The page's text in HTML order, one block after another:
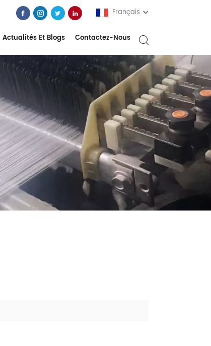
Français
Actualités Et Blogs Contactez-Nous